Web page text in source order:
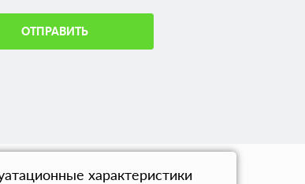
ОТПРАВИТЬ
характеристики